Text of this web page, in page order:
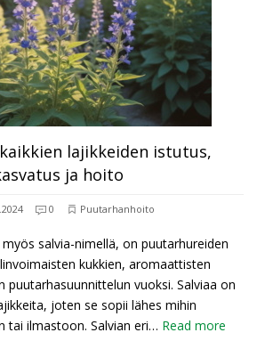
lajikkeiden istutus,
ja hoito
0 Puutarhanhoito
salvia-nimellä, on puutarhureiden
kukkien, aromaattisten
puutarhasuunnittelun vuoksi. Salviaa on
joten se sopii lähes mihin
tai ilmastoon. Salvian eri… Read more